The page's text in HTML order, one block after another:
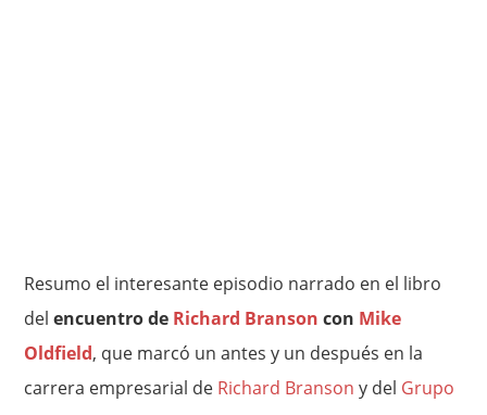
Resumo el interesante episodio narrado en el libro
delencuentro de Richard Branson con Mike
Oldfield, que marcó un antes y un después en la
carrera empresarial de Richard Branson y del Grupo